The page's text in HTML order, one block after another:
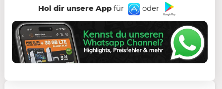
Hol dir unsere Appfür oder